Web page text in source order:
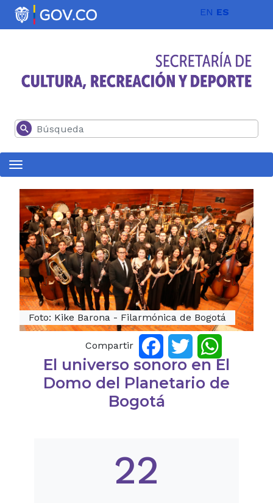
Pasar al contenido principal EN ES
Buscar
Foto: Kike Barona - Filarmónica de Bogotá
Compartir FacebookTwitter
El universo sonoro en El
Domo del Planetario de
Bogotá
22